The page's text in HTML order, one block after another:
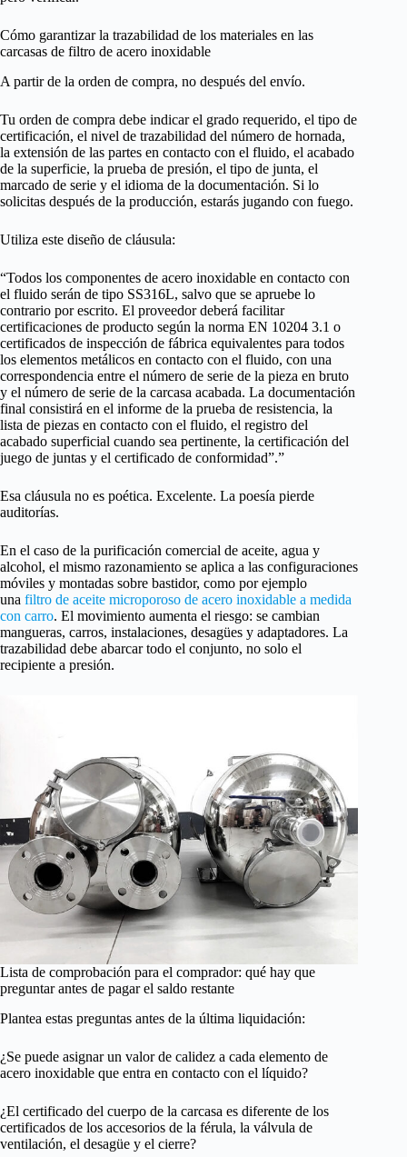
Cómo garantizar la trazabilidad de los materiales en las
carcasas de filtro de acero inoxidable
A partir de la orden de compra, no después del envío.
Tu orden de compra debe indicar el grado requerido, el tipo de
certificación, el nivel de trazabilidad del número de hornada,
la extensión de las partes en contacto con el fluido, el acabado
de la superficie, la prueba de presión, el tipo de junta, el
marcado de serie y el idioma de la documentación. Si lo
solicitas después de la producción, estarás jugando con fuego.
Utiliza este diseño de cláusula:
“Todos los componentes de acero inoxidable en contacto con
el fluido serán de tipo SS316L, salvo que se apruebe lo
contrario por escrito. El proveedor deberá facilitar
certificaciones de producto según la norma EN 10204 3.1 o
certificados de inspección de fábrica equivalentes para todos
los elementos metálicos en contacto con el fluido, con una
correspondencia entre el número de serie de la pieza en bruto
y el número de serie de la carcasa acabada. La documentación
final consistirá en el informe de la prueba de resistencia, la
lista de piezas en contacto con el fluido, el registro del
acabado superficial cuando sea pertinente, la certificación del
juego de juntas y el certificado de conformidad”.”
Esa cláusula no es poética. Excelente. La poesía pierde
auditorías.
En el caso de la purificación comercial de aceite, agua y
alcohol, el mismo razonamiento se aplica a las configuraciones
móviles y montadas sobre bastidor, como por ejemplo
una filtro de aceite microporoso de acero inoxidable a medida
con carro. El movimiento aumenta el riesgo: se cambian
mangueras, carros, instalaciones, desagües y adaptadores. La
trazabilidad debe abarcar todo el conjunto, no solo el
recipiente a presión.
Lista de comprobación para el comprador: qué hay que
preguntar antes de pagar el saldo restante
Plantea estas preguntas antes de la última liquidación:
¿Se puede asignar un valor de calidez a cada elemento de
acero inoxidable que entra en contacto con el líquido?
¿El certificado del cuerpo de la carcasa es diferente de los
certificados de los accesorios de la férula, la válvula de
ventilación, el desagüe y el cierre?